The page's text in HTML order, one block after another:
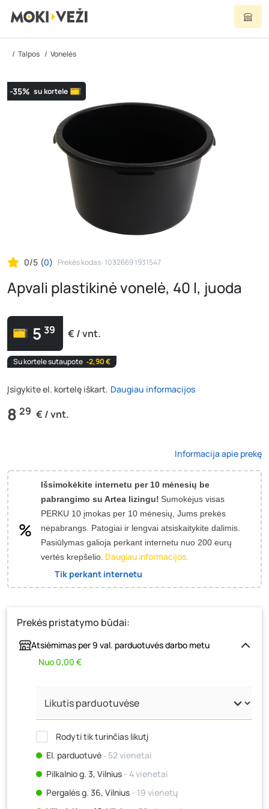
Talpos Vonelės
-35% su kortele
0/5 (0) Prekės kodas: 1032669 1931547
Apvali plastikinė vonelė, 40 l, juoda
5 39 € / vnt.
Su kortele sutaupote ‐2,90 €
Įsigykite el. kortelę iškart. Daugiau informacijos
8 29 € / vnt.
Informacija apie prekę
Išsimokėkite internetu per 10 mėnesių be
pabrangimo su Artea lizingu! Sumokėjus visas
PERKU 10 įmokas per 10 mėnesių, Jums prekės
nepabrangs. Patogiai ir lengvai atsiskaitykite dalimis.
Pasiūlymas galioja perkant internetu nuo 200 eurų
vertės krepšelio. Daugiau informacijos.
Tik perkant internetu
Prekės pristatymo būdai:
Atsiėmimas per 9 val. parduotuvės darbo metu
Nuo 0,00 €
Rodyti tik turinčias likutį
El. parduotuvė‐ 52 vienetai
Pilkalnio g. 3, Vilnius - 4 vienetai
Pergalės g. 36, Vilnius - 19 vienetų